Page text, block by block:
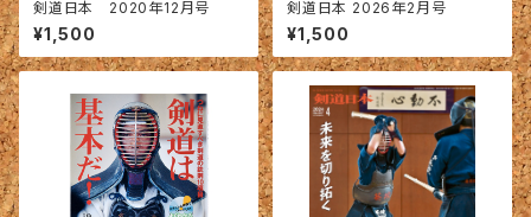
剣道日本 2020年12月号
¥1,500
剣道日本 2026年2月号
¥1,500